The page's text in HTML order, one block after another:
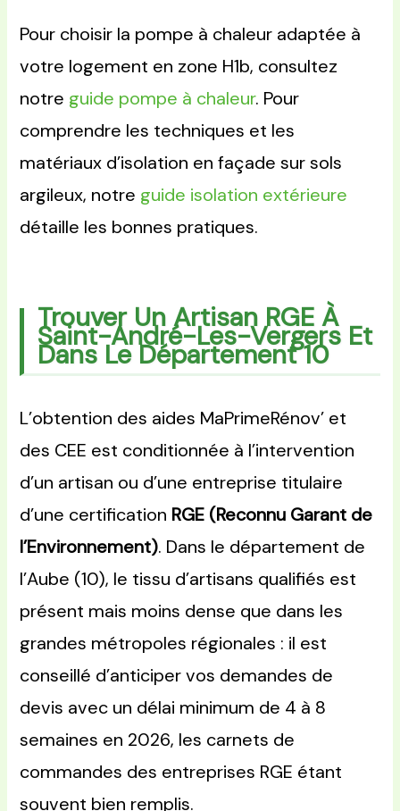
Pour choisir la pompe à chaleur adaptée à
votre logement en zone H1b, consultez
notre guide pompe à chaleur. Pour
comprendre les techniques et les
matériaux d’isolation en façade sur sols
argileux, notre guide isolation extérieure
détaille les bonnes pratiques.
Trouver Un Artisan RGE À
Saint-André-Les-Vergers Et
Dans Le Département 10
L’obtention des aides MaPrimeRénov’ et
des CEE est conditionnée à l’intervention
d’un artisan ou d’une entreprise titulaire
d’une certification RGE (Reconnu Garant de
l’Environnement). Dans le département de
l’Aube (10), le tissu d’artisans qualifiés est
présent mais moins dense que dans les
grandes métropoles régionales : il est
conseillé d’anticiper vos demandes de
devis avec un délai minimum de 4 à 8
semaines en 2026, les carnets de
commandes des entreprises RGE étant
souvent bien remplis.